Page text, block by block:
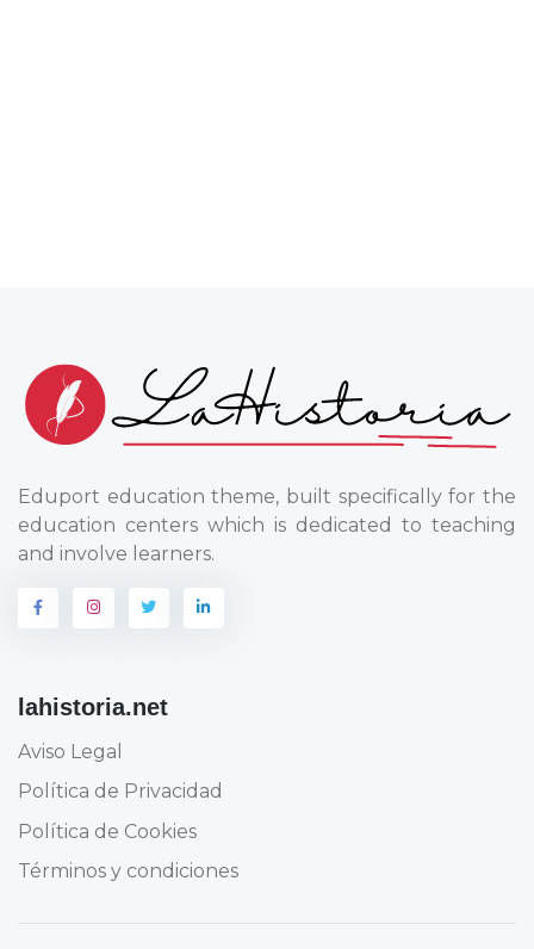
Eduport education theme, built specifically for the
education centers which is dedicated to teaching
and involve learners.
lahistoria.net
Aviso Legal
Política de Privacidad
Política de Cookies
Términos y condiciones